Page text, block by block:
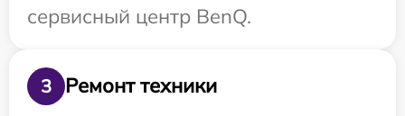
сервисный центр BenQ.
3
Ремонт техники